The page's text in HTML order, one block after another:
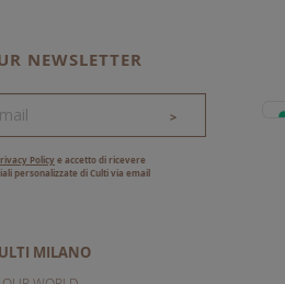
MILANO
NEWSLETTER
>
Policye accetto di ricevere
personalizzate di Culti via email